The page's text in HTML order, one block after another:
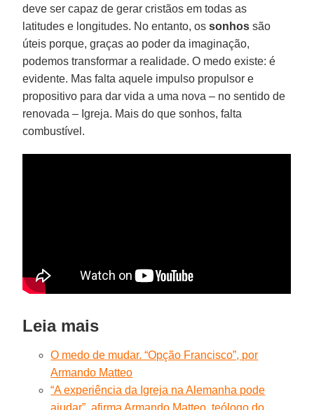
deve ser capaz de gerar cristãos em todas as
latitudes e longitudes. No entanto, ossonhos são
úteis porque, graças ao poder da imaginação,
podemos transformar a realidade. O medo existe: é
evidente. Mas falta aquele impulso propulsor e
propositivo para dar vida a uma nova – no sentido de
renovada – Igreja. Mais do que sonhos, falta
combustível.
Leia mais
O medo de mudar. “Opção Francisco”, por
Armando Matteo
“A experiência da Igreja na Alemanha pode
ajudar”, afirma Armando Matteo, teólogo do